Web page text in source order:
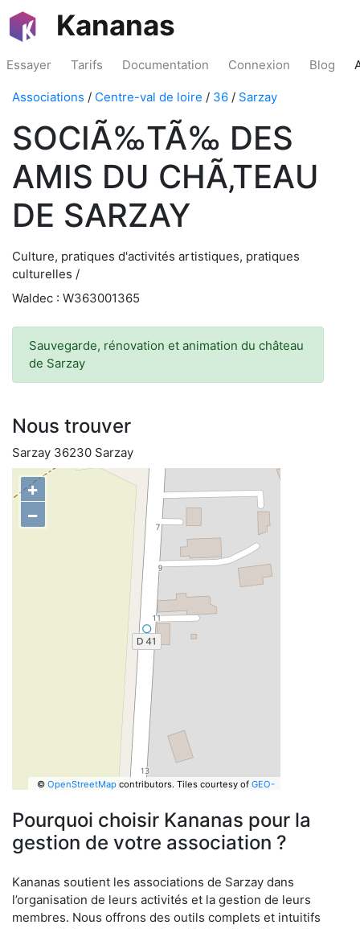
Kananas
Essayer Tarifs Documentation Connexion Blog
Associations / Centre-val de loire / 36 / Sarzay
SOCIÃ‰TÃ‰ DES
AMIS DU CHÃ‚TEAU
DE SARZAY
Culture, pratiques d'activités artistiques, pratiques
culturelles /
Waldec : W363001365
Sauvegarde, rénovation et animation du château
de Sarzay
Nous trouver
Sarzay 36230 Sarzay
+
−
© OpenStreetMapcontributors. Tiles courtesy of GEO-
Pourquoi choisir Kananas pour la
gestion de votre association ?
Kananas soutient les associations de Sarzay dans
l’organisation de leurs activités et la gestion de leurs
membres. Nous offrons des outils complets et intuitifs